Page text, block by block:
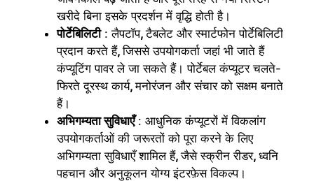
खरीदे बिना इसके प्रदर्शन में वृद्धि होती है।
पोर्टेबिलिटी: लैपटॉप,टैबलेट और स्मार्टफोन पोर्टेबिलिटी
प्रदान करते हैं,जिससे उपयोगकर्ता जहां भी जाते हैं
कंप्यूटिंग पावर ले जा सकते हैं। पोर्टेबल कंप्यूटर चलते-
फिरते दूरस्थ कार्य,मनोरंजन और संचार को सक्षम बनाते
हैं।
अभिगम्यता सुविधाएँ: आधुनिक कंप्यूटरों में विकलांग
उपयोगकर्ताओं की जरूरतों को पूरा करने के लिए
अभिगम्यता सुविधाएँ शामिल हैं,जैसे स्क्रीन रीडर, ध्वनि
पहचान और अनुकूलन योग्य इंटरफ़ेस विकल्प।